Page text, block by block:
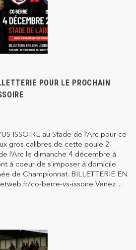
POUR LE PROCHAIN
ISSOIRE au Stade de l’Arc pour ce
gros calibres de cette poule 2
l’Arc le dimanche 4 décembre à
à coeur de s’imposer à domicile
de Championnat. BILLETTERIE EN
co-berre-vs-issoire Venez…